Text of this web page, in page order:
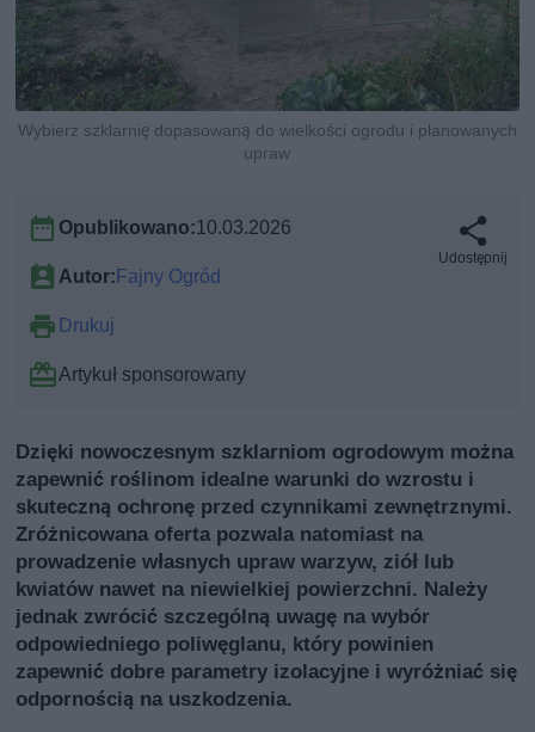
Wybierz szklarnię dopasowaną do wielkości ogrodu i planowanych
upraw
Opublikowano:10.03.2026
Autor:Fajny Ogród
Drukuj
Artykuł sponsorowany
Udostępnij
Dzięki nowoczesnym szklarniom ogrodowym można
zapewnić roślinom idealne warunki do wzrostu i
skuteczną ochronę przed czynnikami zewnętrznymi.
Zróżnicowana oferta pozwala natomiast na
prowadzenie własnych upraw warzyw, ziół lub
kwiatów nawet na niewielkiej powierzchni. Należy
jednak zwrócić szczególną uwagę na wybór
odpowiedniego poliwęglanu, który powinien
zapewnić dobre parametry izolacyjne i wyróżniać się
odpornością na uszkodzenia.